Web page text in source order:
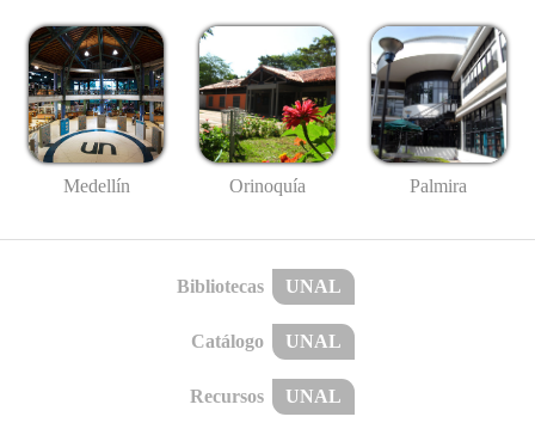
Medellín Orinoquía Palmira
Bibliotecas UNAL
Catálogo UNAL
Recursos UNAL